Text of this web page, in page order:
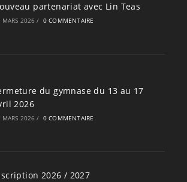
partenariat avec Lin Teas
MARS 2026 / 0 COMMENTAIRE
du gymnase du 13 au 17
2026
MARS 2026 / 0 COMMENTAIRE
2026 / 2027